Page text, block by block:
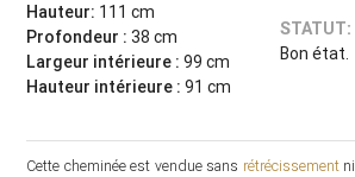
Hauteur: 111 cm
Profondeur : 38 cm
Largeur intérieure :99 cm
Hauteur intérieure :91 cm
STATUT:
Bon état.
Cette cheminée est vendue sans rétrécissementni